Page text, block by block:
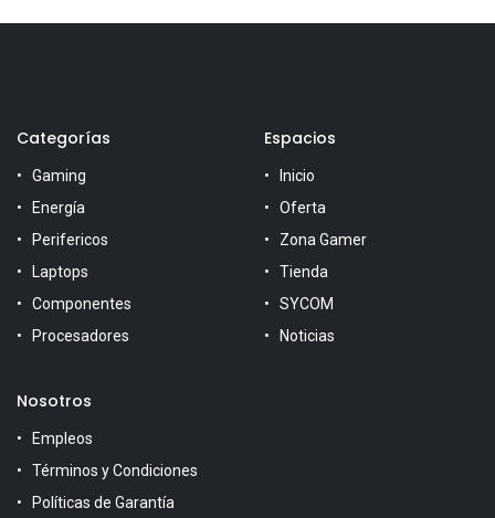
Categorías
Gaming
Energía
Perifericos
Laptops
Componentes
Procesadores
Espacios
Inicio
Oferta
Zona Gamer
Tienda
SYCOM
Noticias
Nosotros
Empleos
Términos y Condiciones
Políticas de Garantía